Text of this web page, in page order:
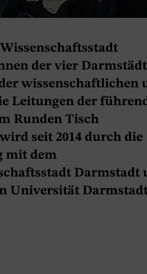
der vier
wissenschaftlichen
Leitungen der
Runden Tisch
seit 2014 durch die
mit dem
Darmstadt
Universität